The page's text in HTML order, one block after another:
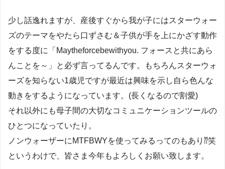
少し話逸れますが、産後すぐから我が子にはスターウォー
ズのテーマをやたら口ずさむ＆子供が手を上にかざす動作
をする度に「Maytheforcebewithyou. フォースと共にあら
んことを～」と必ず言ってるんです。もちろんスターウォ
ーズを知らない1歳児ですが最近は興味を示し自ら色んな
動きをするようになっています。(長くなるので割愛)
それ以外にも母子間の大切なコミュニケーションツールの
ひとつになっていたり。
ノンウォーザーにMTFBWYを使ってみるってのもあり⁇笑
というわけで、皆さま今年もよろしくお願い致します。